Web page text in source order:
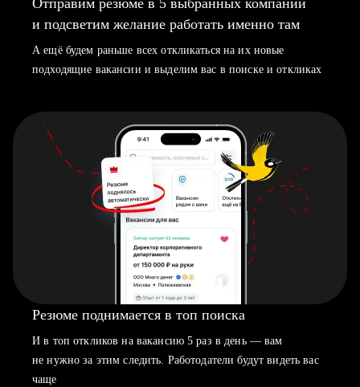
Отправим резюме в 5 выбранных компаний
и подсветим желание работать именно там
А ещё будем раньше всех откликаться на их новые
подходящие вакансии и выделим вас в поиске и откликах
Резюме поднимается в топ поиска
И в топ откликов на вакансию 5 раз в день — вам
не нужно за этим следить. Работодатели будут видеть вас
чаще